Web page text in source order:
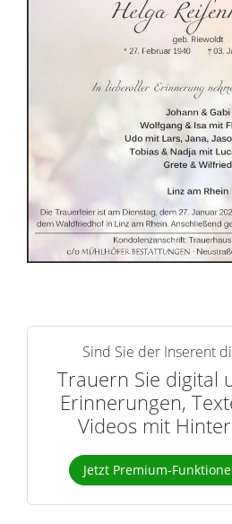
i
n
e
r
n
Sind Sie der Inserent
Trauern Sie digital
Erinnerungen,
Videos mit
Jetzt Premium-